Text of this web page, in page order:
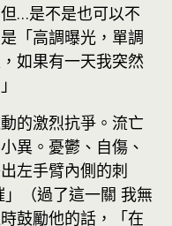
…是不是也可以不
「高調曝光，單調
如果有一天我突然
的激烈抗爭。流亡
異。憂鬱、自傷、
左手臂內側的刺
（過了這一關 我無
鼓勵他的話，「在